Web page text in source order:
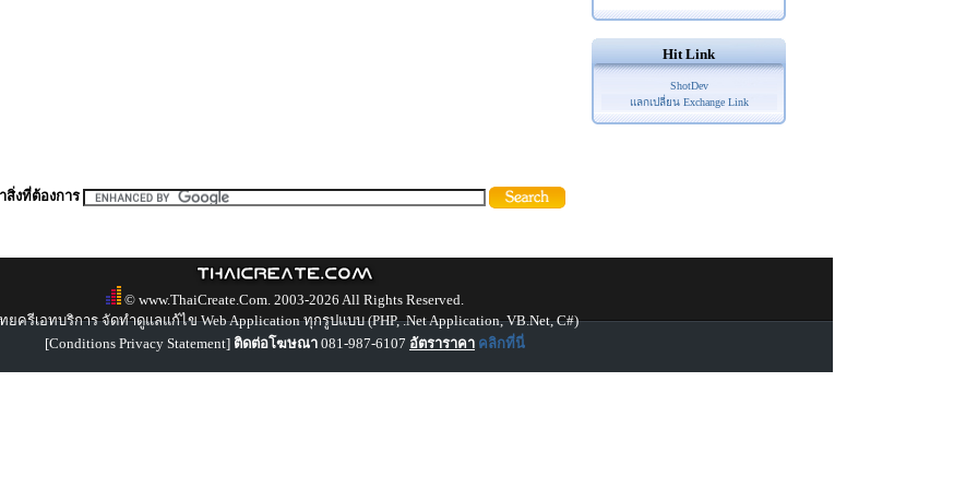
Hit Link
ShotDev
แลกเปลี่ยน Exchange Link
สิ่งที่ต้องการ
© www.ThaiCreate.Com. 2003-2026 All Rights Reserved.
ยครีเอทบริการ จัดทำดูแลแก้ไข Web Application ทุกรูปแบบ (PHP, .Net Application, VB.Net, C#)
[Conditions Privacy Statement] ติดต่อโฆษณา 081-987-6107 อัตราราคา คลิกที่นี่